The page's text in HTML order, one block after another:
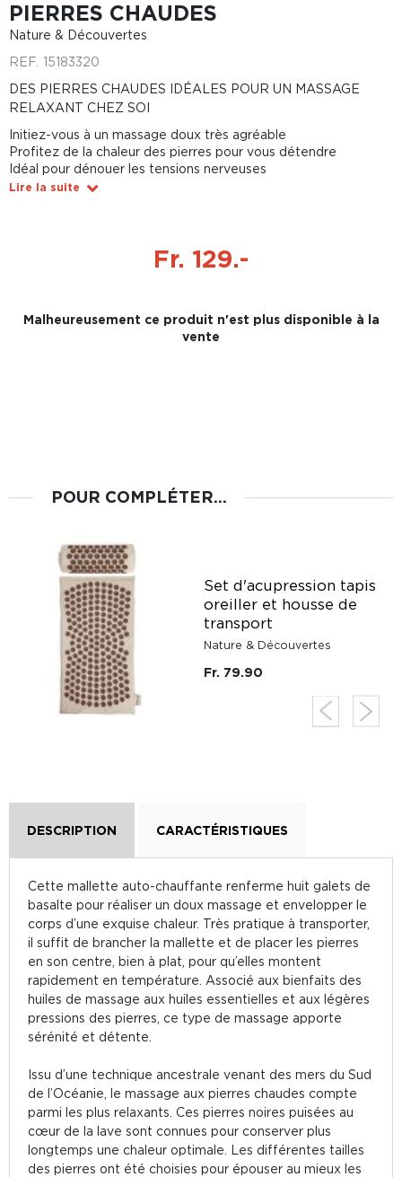
PIERRES CHAUDES
Nature & Découvertes
REF. 15183320
DES PIERRES CHAUDES IDÉALES POUR UN MASSAGE
RELAXANT CHEZ SOI
Initiez-vous à un massage doux très agréable
Profitez de la chaleur des pierres pour vous détendre
Idéal pour dénouer les tensions nerveuses
Lire la suite
Fr. 129.-
Malheureusement ce produit n'est plus disponible à la
vente
POUR COMPLÉTER...
Set d'acupression tapis
oreiller et housse de
transport
Nature & Découvertes
Fr. 79.90
DESCRIPTION CARACTÉRISTIQUES
Cette mallette auto-chauffante renferme huit galets de
basalte pour réaliser un doux massage et envelopper le
corps d’une exquise chaleur. Très pratique à transporter,
il suffit de brancher la mallette et de placer les pierres
en son centre, bien à plat, pour qu’elles montent
rapidement en température. Associé aux bienfaits des
huiles de massage aux huiles essentielles et aux légères
pressions des pierres, ce type de massage apporte
sérénité et détente.
Issu d’une technique ancestrale venant des mers du Sud
de l’Océanie, le massage aux pierres chaudes compte
parmi les plus relaxants. Ces pierres noires puisées au
cœur de la lave sont connues pour conserver plus
longtemps une chaleur optimale. Les différentes tailles
des pierres ont été choisies pour épouser au mieux les